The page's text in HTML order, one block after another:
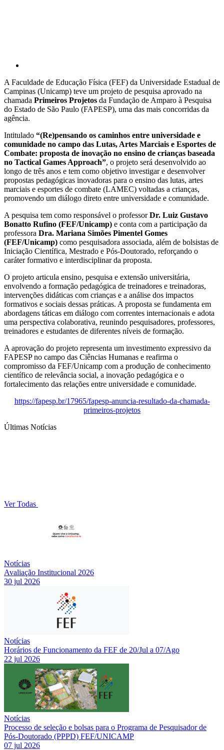
A Faculdade de Educação Física (FEF) da Universidade Estadual de
Campinas (Unicamp) teve um projeto de pesquisa aprovado na
chamada Primeiros Projetos da Fundação de Amparo à Pesquisa
do Estado de São Paulo (FAPESP), uma das mais concorridas da
agência.
Intitulado “(Re)pensando os caminhos entre universidade e
comunidade no campo das Lutas, Artes Marciais e Esportes de
Combate: proposta de inovação no ensino de crianças baseada
no Tactical Games Approach”, o projeto será desenvolvido ao
longo de três anos e tem como objetivo investigar e desenvolver
propostas pedagógicas inovadoras para o ensino das lutas, artes
marciais e esportes de combate (LAMEC) voltadas a crianças,
promovendo um diálogo direto entre universidade e comunidade.
A pesquisa tem como responsável o professorDr. Luiz Gustavo
Bonatto Rufino (FEF/Unicamp) e conta com a participação da
professora Dra. Mariana Simões Pimentel Gomes
(FEF/Unicamp) como pesquisadora associada, além de bolsistas de
Iniciação Científica, Mestrado e Pós-Doutorado, reforçando o
caráter formativo e interdisciplinar da proposta.
O projeto articula ensino, pesquisa e extensão universitária,
envolvendo a formação pedagógica de treinadores e treinadoras,
intervenções didáticas com crianças e a análise dos impactos
formativos e sociais dessas práticas. A proposta se fundamenta em
abordagens táticas em diálogo com correntes internacionais e adota
uma perspectiva colaborativa, reunindo pesquisadores, professores,
treinadores e estudantes de diferentes níveis de formação.
A aprovação do projeto representa um investimento expressivo da
FAPESP no campo das Ciências Humanas e reafirma o
compromisso da FEF/Unicamp com a produção de conhecimento
científico de relevância social, a inovação pedagógica e o
fortalecimento das relações entre universidade e comunidade.
https://fapesp.br/17965/fapesp-anuncia-resultado-da-chamada-
primeiros-projetos
Últimas Notícias
Ver Todas
Notícias
Avaliação Institucional 2026
30 jul 2026
Notícias
Horários de Funcionamento da FEF de 20/Jul a 07/Ago
22 jul 2026
Notícias
Processo de seleção e bolsas para o Programa de Pesquisador de
Pós-Doutorado (PPPD) FEF/UNICAMP
07 jul 2026